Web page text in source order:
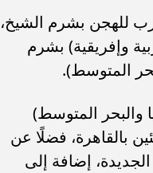
للهجن بشرم الشيخ،
وإفريقية) بشرم
والبحر المتوسط)
بالقاهرة، فضلًا عن
إضافة إلى